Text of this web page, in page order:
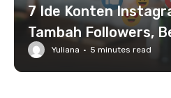
7 Ide Konten
Tambah Followers,
Yuliana · 5 minutes read